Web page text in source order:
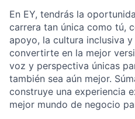
En EY, tendrás la
carrera tan única como tú,
apoyo, la cultura inclusiva
convertirte en la mejor
voz y perspectiva únicas
también sea aún mejor.
construye una experiencia
mejor mundo de negocio